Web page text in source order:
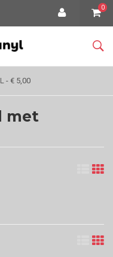
0
- € 5,00
met